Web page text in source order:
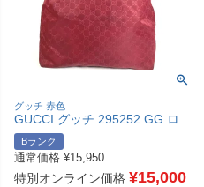
グッチ 赤色
GUCCI グッチ 295252 GG ロ
ゴ カバン トートバッグ 肩掛け
縦型トート ショルダーバッグ
レザー/ナイロン ユニセックス
ワインレッド系 【中古】
Bランク
通常価格 ¥15,950
特別オンライン価格 ¥15,000